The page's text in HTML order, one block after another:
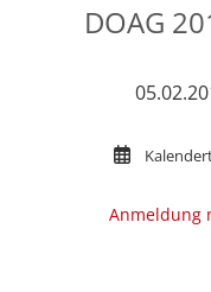
DOAG
Anmeldung